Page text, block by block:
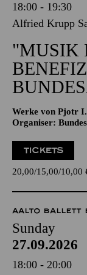
18:00 - 19:30
Alfried Krupp
"MUSIK
Werke von Pjotr
Organiser:
TICKETS
20,00 15,00 10,00
AALTO BALLETT
Sunday
27.09.2026
18:00 - 20:00